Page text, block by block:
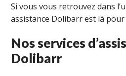
Si vous vous retrouvez dans
assistance Dolibarr est là pour
Nos services
Dolibarr